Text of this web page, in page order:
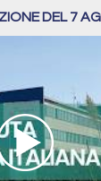
DEL 7